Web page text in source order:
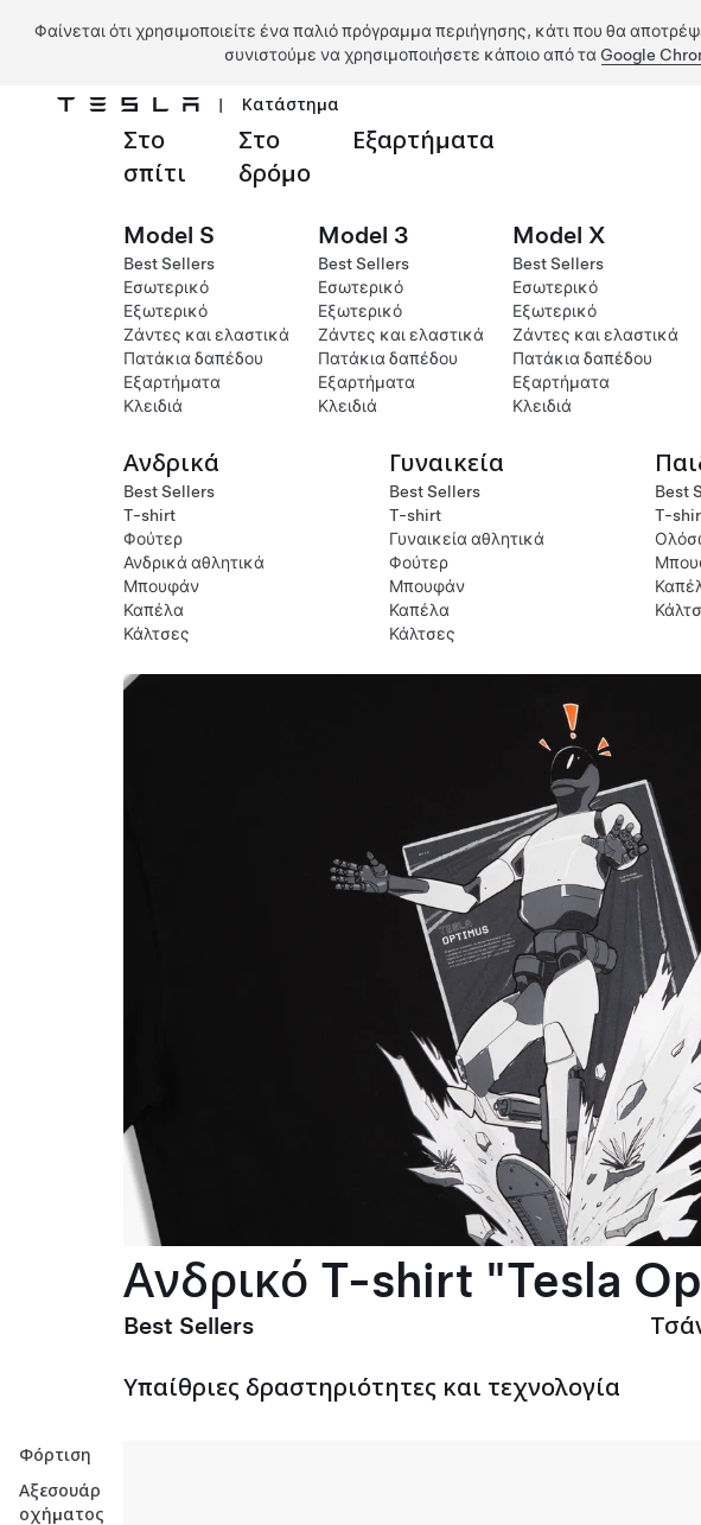
Φαίνεται ότι χρησιμοποιείτε ένα παλιό πρόγραμμα περιήγησης, κάτι που θα
συνιστούμε να χρησιμοποιήσετε κάποιο από τα Google
Μετάβαση στο κύριο περιεχόμενο
| Κατάστημα
Φόρτιση
Αξεσουάρ
οχήματος
Στο
σπίτι
Στο
δρόμο
Εξαρτήματα
Model S
Best Sellers
Εσωτερικό
Εξωτερικό
Ζάντες και ελαστικά
Πατάκια δαπέδου
Εξαρτήματα
Κλειδιά
Model 3
Best Sellers
Εσωτερικό
Εξωτερικό
Ζάντες και ελαστικά
Πατάκια δαπέδου
Εξαρτήματα
Κλειδιά
Model X
Best Sellers
Εσωτερικό
Εξωτερικό
Ζάντες και ελαστικά
Πατάκια δαπέδου
Εξαρτήματα
Κλειδιά
Ανδρικά
Best Sellers
T-shirt
Φούτερ
Ανδρικά αθλητικά
Μπουφάν
Καπέλα
Κάλτσες
Γυναικεία
Best Sellers
T-shirt
Γυναικεία αθλητικά
Φούτερ
Μπουφάν
Καπέλα
Κάλτσες
Best
T-
Ανδρικό T-shirt "Tesla
Best Sellers
Υπαίθριες δραστηριότητες και τεχνολογία